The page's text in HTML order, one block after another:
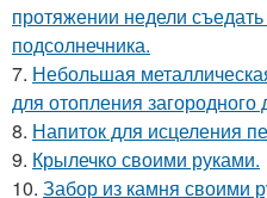
протяжении недели
подсолнечника.
7. Небольшая
для отопления
8. Напиток для исцеления
9. Крылечко своими руками.
10. Забор из камня своими